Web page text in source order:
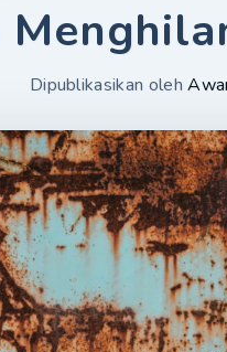
Dipublikasikan oleh